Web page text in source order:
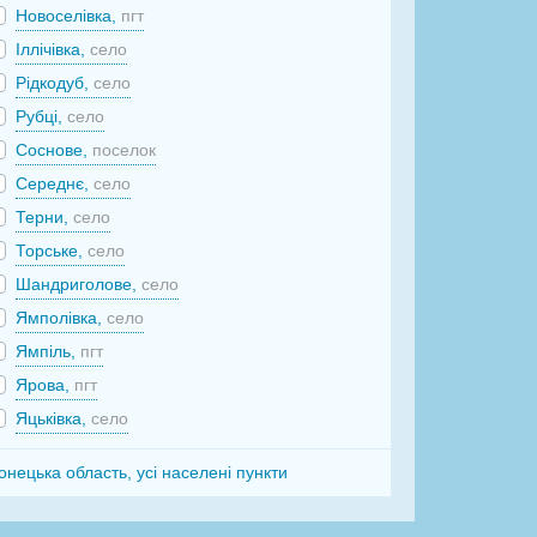
Новоселівка, пгт
Іллічівка,село
Рідкодуб,село
Рубці,село
Соснове, поселок
Середнє,село
Терни,село
Торське,село
Шандриголове,село
Ямполівка,село
Ямпіль, пгт
Ярова, пгт
Яцьківка,село
область, усі населені пункти